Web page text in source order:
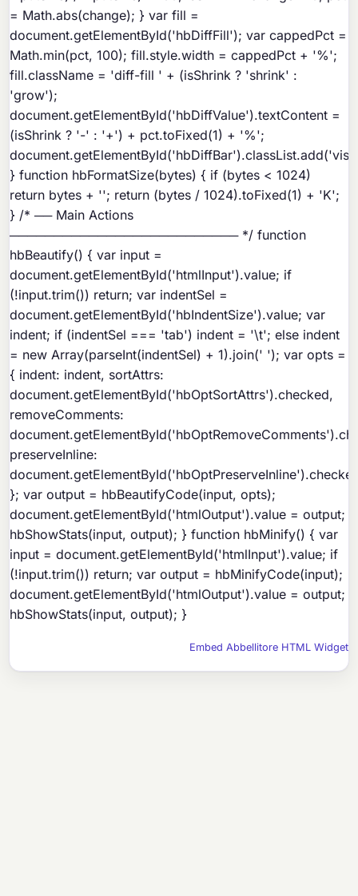
= Math.abs(change); } var fill =
document.getElementById('hbDiffFill'); var cappedPct =
Math.min(pct, 100); fill.style.width = cappedPct + '%';
fill.className = 'diff-fill ' + (isShrink ? 'shrink' :
'grow');
document.getElementById('hbDiffValue').textContent =
(isShrink ? '-' : '+') + pct.toFixed(1) + '%';
} function hbFormatSize(bytes) { if (bytes < 1024)
return bytes + ''; return (bytes / 1024).toFixed(1) + 'K';
} /* ── Main Actions
────────────────────────── */ function
hbBeautify() { var input =
document.getElementById('htmlInput').value; if
(!input.trim()) return; var indentSel =
document.getElementById('hbIndentSize').value; var
indent; if (indentSel === 'tab') indent = '\t'; else indent
= new Array(parseInt(indentSel) + 1).join(' '); var opts =
{ indent: indent, sortAttrs:
document.getElementById('hbOptSortAttrs').checked,
removeComments:
preserveInline:
}; var output = hbBeautifyCode(input, opts);
document.getElementById('htmlOutput').value = output;
hbShowStats(input, output); } function hbMinify() { var
input = document.getElementById('htmlInput').value; if
(!input.trim()) return; var output = hbMinifyCode(input);
document.getElementById('htmlOutput').value = output;
hbShowStats(input, output); }
Embed Abbellitore HTML Widget